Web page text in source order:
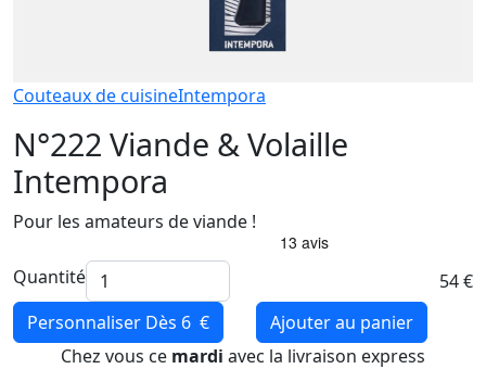
Couteaux de cuisineIntempora
N°222 Viande & Volaille
Intempora
Pour les amateurs de viande !
Quantité
54 €
Personnaliser Dès 6 €
Ajouter au panier
Chez vous ce mardi avec la livraison express